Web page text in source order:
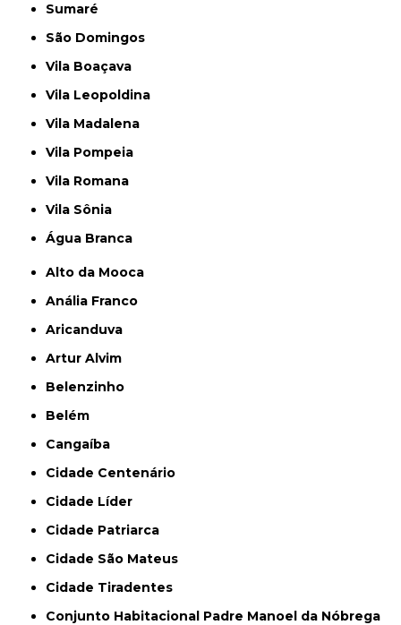
Sumaré
São Domingos
Vila Boaçava
Vila Leopoldina
Vila Madalena
Vila Pompeia
Vila Romana
Vila Sônia
Água Branca
Alto da Mooca
Anália Franco
Aricanduva
Artur Alvim
Belenzinho
Belém
Cangaíba
Cidade Centenário
Cidade Líder
Cidade Patriarca
Cidade São Mateus
Cidade Tiradentes
Conjunto Habitacional Padre Manoel da Nóbrega